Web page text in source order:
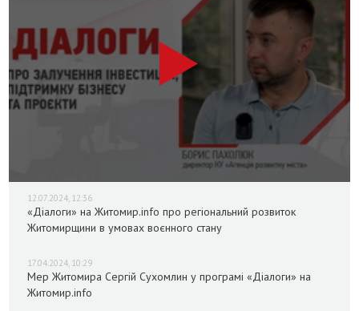
12.07.2024, 12:36
«Діалоги» на Житомир.info про регіональний розвиток
Житомирщини в умовах воєнного стану
17.04.2024, 10:29
Мер Житомира Сергій Сухомлин у програмі «Діалоги» на
Житомир.info